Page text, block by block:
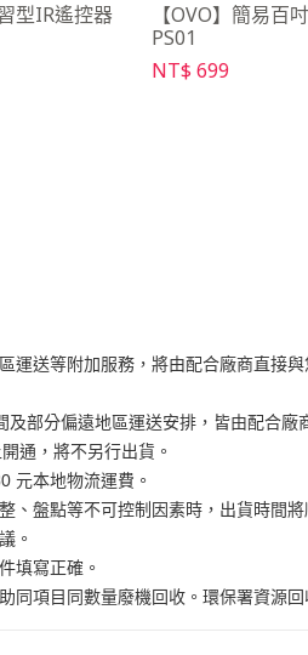
型IR遙控器
【OVO】簡易百
PS01
NT$ 699
送等附加服務，將由配合廠商直接
部分偏遠地區運送安排，皆由配合
通，將不另行出貨。
元本地物流運費。
、盤點等不可控制因素時，出貨時間將
。
填寫正確。
同項目同數量廢機回收。環保署資源